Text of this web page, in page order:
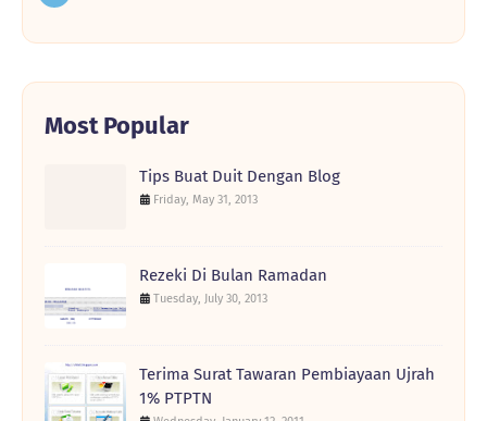
Most Popular
Tips Buat Duit Dengan Blog
Friday, May 31, 2013
Rezeki Di Bulan Ramadan
Tuesday, July 30, 2013
Terima Surat Tawaran Pembiayaan Ujrah
1% PTPTN